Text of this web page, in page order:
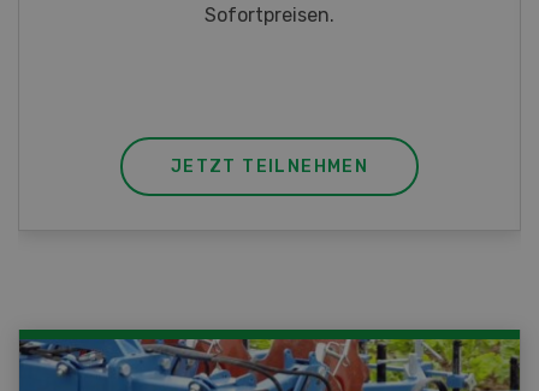
JETZT TEILNEHMEN